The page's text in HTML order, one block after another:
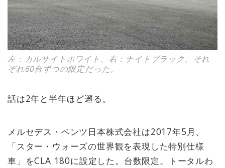
左：カルサイトホワイト、右：ナイトブラック。それ
ぞれ60台ずつの限定だった。
話は2年と半年ほど遡る。
メルセデス・ベンツ日本株式会社は2017年5月、
「スター・ウォーズの世界観を表現した特別仕様
車」をCLA 180に設定した。台数限定。トータルわ